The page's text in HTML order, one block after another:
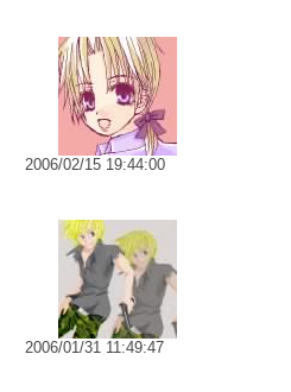
2006/02/15 19:44:00
2006/01/31 11:49:47